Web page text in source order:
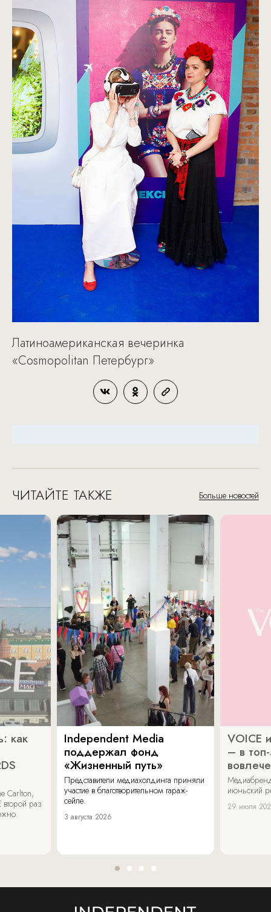
Латиноамериканская вечеринка
«Cosmopolitan Петербург»
ЧИТАЙТЕ ТАКЖЕ Больше новостей
как
Carlton,
раз
Independent Media
поддержал фонд
«Жизненный путь»
Представители медиахолдинга приняли
участие в благотворительном гараж-
сейле.
3 августа 2026
VOICE
– в
июньский
29 июля